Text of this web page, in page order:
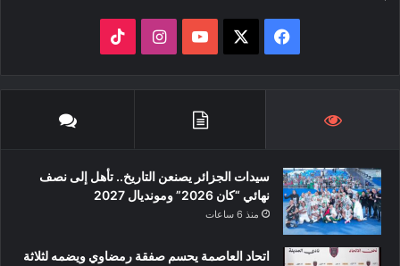
فيسبوك ‫YouTubeانستقرام
سيدات الجزائر يصنعن التاريخ.. تأهل إلى نصف
نهائي “كان 2026” ومونديال 2027
منذ 6 ساعات
اتحاد العاصمة يحسم صفقة رمضاوي ويضمه لثلاثة